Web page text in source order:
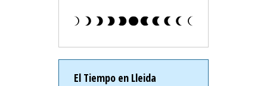
El Tiempo en Lleida